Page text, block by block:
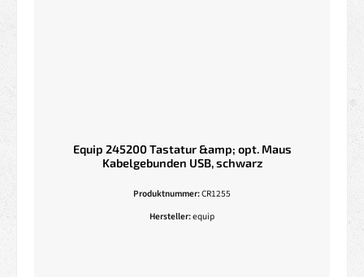
Equip 245200 Tastatur &amp; opt. Maus
Kabelgebunden USB, schwarz
Produktnummer:CR1255
Hersteller:equip